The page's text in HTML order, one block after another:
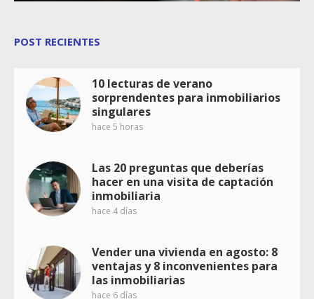
POST RECIENTES
10 lecturas de verano
sorprendentes para inmobiliarios
singulares
hace 5 horas
Las 20 preguntas que deberías
hacer en una visita de captación
inmobiliaria
hace 4 días
Vender una vivienda en agosto: 8
ventajas y 8 inconvenientes para
las inmobiliarias
hace 6 días